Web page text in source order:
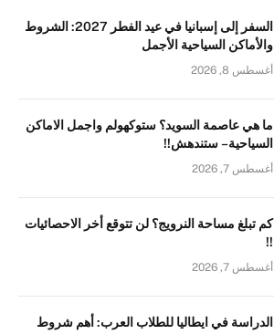
السفر إلى إسبانيا في عيد الفطر 2027: الشروط
والأماكن السياحية الأجمل
أغسطس 8, 2026
ما هي عاصمة السويد؟ ستوكهولم واجمل الاماكن
السياحية – ستندهش!!
أغسطس 7, 2026
كم تبلغ مساحة النرويج؟ لن تتوقع أخر الاحصائيات
!!
أغسطس 7, 2026
الدراسة في ايطاليا للطلاب العرب: أهم شروط